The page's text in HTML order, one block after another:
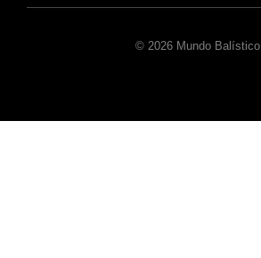
© 2026 Mundo Balístico